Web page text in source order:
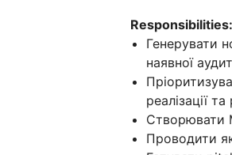
Responsibilities:
Генерувати
наявної
реалізації
Створювати
Проводити